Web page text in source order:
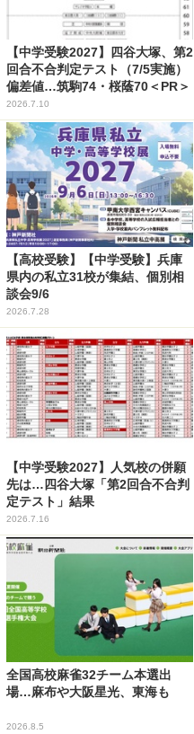
【中学受験2027】四谷大塚、第2
回合不合判定テスト（7/5実施）
偏差値…筑駒74・桜蔭70＜PR＞
2026.7.10
【高校受験】【中学受験】兵庫
県内の私立31校が集結、個別相
談会9/6
2026.7.28
【中学受験2027】人気校の併願
先は…四谷大塚「第2回合不合判
定テスト」結果
2026.7.16
全国高校麻雀32チーム本選出
場…麻布や大阪星光、東海も
2026.8.5